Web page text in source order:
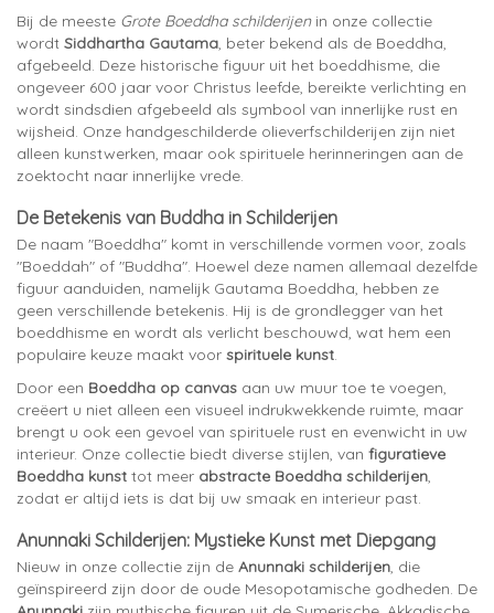
Bij de meeste Grote Boeddha schilderijenin onze collectie
wordt Siddhartha Gautama, beter bekend als de Boeddha,
afgebeeld. Deze historische figuur uit het boeddhisme, die
ongeveer 600 jaar voor Christus leefde, bereikte verlichting en
wordt sindsdien afgebeeld als symbool van innerlijke rust en
wijsheid. Onze handgeschilderde olieverfschilderijen zijn niet
alleen kunstwerken, maar ook spirituele herinneringen aan de
zoektocht naar innerlijke vrede.
De Betekenis van Buddha in Schilderijen
De naam "Boeddha" komt in verschillende vormen voor, zoals
"Boeddah" of "Buddha". Hoewel deze namen allemaal dezelfde
figuur aanduiden, namelijk Gautama Boeddha, hebben ze
geen verschillende betekenis. Hij is de grondlegger van het
boeddhisme en wordt als verlicht beschouwd, wat hem een
populaire keuze maakt voor spirituele kunst.
Door een Boeddha op canvas aan uw muur toe te voegen,
creëert u niet alleen een visueel indrukwekkende ruimte, maar
brengt u ook een gevoel van spirituele rust en evenwicht in uw
interieur. Onze collectie biedt diverse stijlen, van figuratieve
Boeddha kunst tot meer abstracte Boeddha schilderijen,
zodat er altijd iets is dat bij uw smaak en interieur past.
Anunnaki Schilderijen: Mystieke Kunst met Diepgang
Nieuw in onze collectie zijn de Anunnaki schilderijen, die
geïnspireerd zijn door de oude Mesopotamische godheden. De